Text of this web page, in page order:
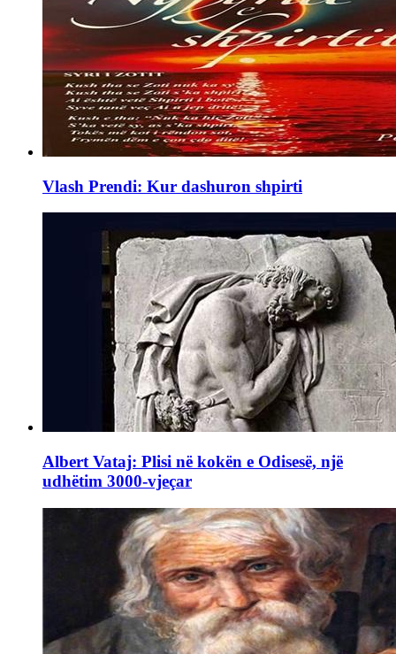
Vlash Prendi: Kur dashuron shpirti
Albert Vataj: Plisi në kokën e Odisesë, një
udhëtim 3000-vjeçar